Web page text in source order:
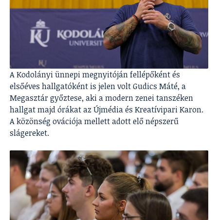
A Kodolányi ünnepi megnyitóján fellépőként és
elsőéves hallgatóként is jelen volt Gudics Máté, a
Megasztár győztese, aki a modern zenei tanszéken
hallgat majd órákat az Újmédia és Kreatívipari Karon.
A közönség ovációja mellett adott elő népszerű
slágereket.